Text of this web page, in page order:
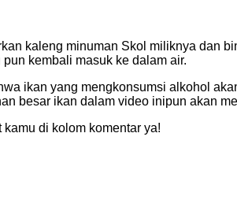
kaleng minuman Skol miliknya dan
kembali masuk ke dalam air.
ikan yang mengkonsumsi alkohol
besar ikan dalam video inipun akan
kamu di kolom komentar ya!